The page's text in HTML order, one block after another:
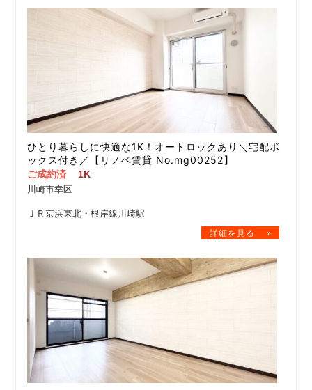
ひとり暮らしに快適な1K！オートロックあり＼宅配ボ
ックス付き／【リノベ賃貸 No.mg00252】
ご成約済
1K
川崎市幸区
ＪＲ京浜東北・根岸線川崎駅